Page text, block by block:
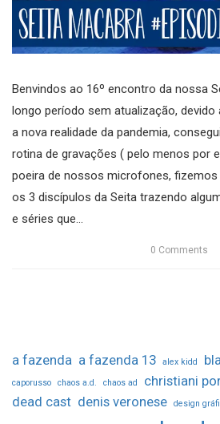
Benvindos ao 16º encontro da nossa
longo período sem atualização,
a nova realidade da pandemia,
rotina de gravações ( pelo menos por
poeira de nossos microfones,
os 3 discípulos da Seita trazendo
e séries que...
0 Comments
a fazenda a fazenda 13 alex kidd
caporusso chaos a.d. chaos ad christiani
dead cast denis veronese design